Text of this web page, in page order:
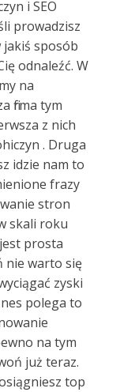
i SEO
prowadzisz
jakiś sposób
odnaleźć. W
na
firma tym
z nich
. Druga
idzie nam to
frazy
stron
skali roku
prosta
nie warto się
zyski
polega to
na tym
już teraz.
top